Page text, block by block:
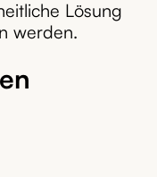
Lösung
werden.